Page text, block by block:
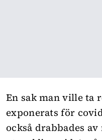
En sak man ville ta
exponerats för
också drabbades